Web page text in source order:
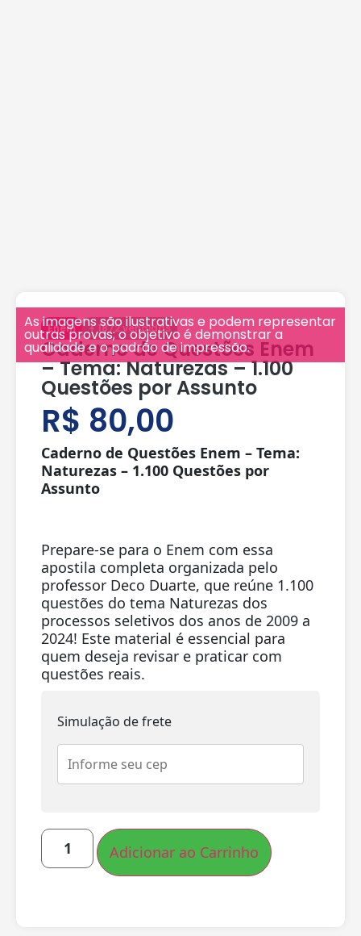
As imagens são ilustrativas e podem representar
outras provas; o objetivo é demonstrar a
qualidade e o padrão de impressão.
Enem +1872vendidas
Caderno de Questões Enem
– Tema: Naturezas – 1.100
Questões por Assunto
R$ 80,00
Caderno de Questões Enem – Tema:
Naturezas – 1.100 Questões por
Assunto
Prepare-se para o Enem com essa
apostila completa organizada pelo
professor Deco Duarte, que reúne 1.100
questões do tema Naturezas dos
processos seletivos dos anos de 2009 a
2024! Este material é essencial para
quem deseja revisar e praticar com
questões reais.
Simulação de frete
Adicionar ao Carrinho